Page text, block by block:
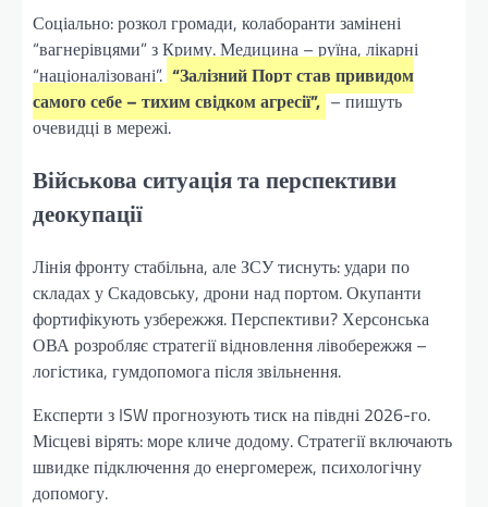
Соціально: розкол громади, колаборанти замінені
“вагнерівцями” з Криму. Медицина – руїна, лікарні
“націоналізовані”. “Залізний Порт став привидом
самого себе – тихим свідком агресії”, – пишуть
очевидці в мережі.
Військова ситуація та перспективи
деокупації
Лінія фронту стабільна, але ЗСУ тиснуть: удари по
складах у Скадовську, дрони над портом. Окупанти
фортифікують узбережжя. Перспективи? Херсонська
ОВА розробляє стратегії відновлення лівобережжя –
логістика, гумдопомога після звільнення.
Експерти з ISW прогнозують тиск на півдні 2026-го.
Місцеві вірять: море кличе додому. Стратегії включають
швидке підключення до енергомереж, психологічну
допомогу.